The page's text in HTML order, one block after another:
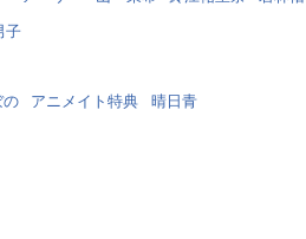
子
の アニメイト特典 晴日青